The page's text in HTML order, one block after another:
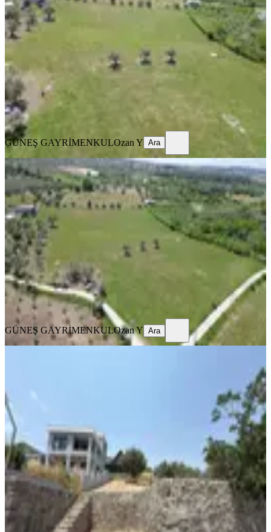
15.000.000 ₺
GÜNEŞ GAYRİMENKUL Ozan Y
Ara
GÜNEŞ GAYRİMENKULOzan Y Ara
Buca Karacaağaç Köyünde Yol
Cepheli Arazi
Buca, Karacaağaç Mahallesi
13.07.2026
13.200.000 ₺
GÜNEŞ GAYRİMENKUL
Ara
GÜNEŞ GAYRİMENKULOzan Y Ara
·10.07.2026
1.550.000 ₺
Güler gayrimenkulEmrullah Güler